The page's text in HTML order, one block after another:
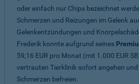
oder einfach nur Chips bezeichnet
Schmerzen und Reizungen im Gelenk
Gelenkentzündungen und
Frederik konnte aufgrund seines
59,16 EUR pro Monat (mit 1.000 EUR
vertrauten Tierklinik sofort angehen und
Schmerzen befreien.